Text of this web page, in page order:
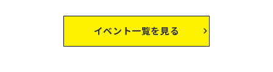
イベント一覧を見る